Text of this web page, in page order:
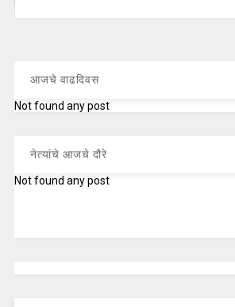
आजचे वाढदिवस
Not found any post
नेत्यांचे आजचे दौरे
Not found any post